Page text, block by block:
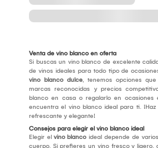
Venta de vino blanco en oferta
Si buscas un vino blanco de excelente
de vinos ideales para todo tipo de
vino blanco dulce, tenemos opciones
marcas reconocidas y precios
blanco en casa o regalarlo en ocasiones
encuentra el vino blanco ideal para ti.
refrescante y elegante!
Consejos para elegir el vino blanco ideal
Elegir el vino blanco ideal depende de
cuerpo. Si prefieres un vino fresco y ligero,